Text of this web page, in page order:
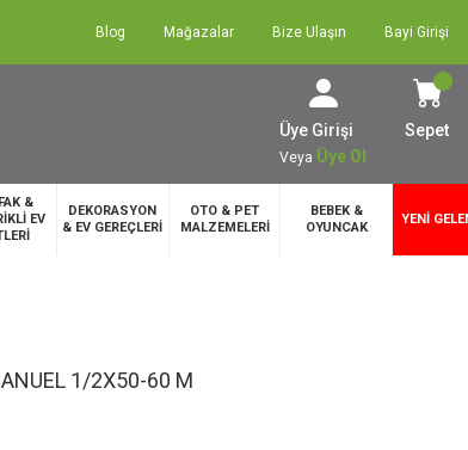
Blog Mağazalar Bize Ulaşın Bayi Girişi
Üye Girişi
Veya Üye Ol
Sepet
&
EV
DEKORASYON
& EV GEREÇLERİ
OTO & PET
MALZEMELERİ
BEBEK &
OYUNCAK
YENİ
1/2X50-60 M